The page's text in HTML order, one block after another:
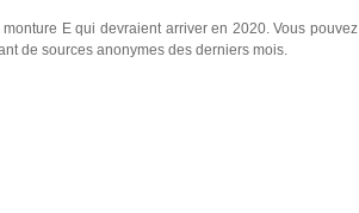
E qui devraient arriver en 2020. Vous pouvez
de sources anonymes des derniers mois.